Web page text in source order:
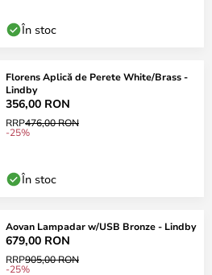
În stoc
Florens Aplică de Perete White/Brass -
Lindby
356,00 RON
RRP476,00 RON
-25%
În stoc
Aovan Lampadar w/USB Bronze - Lindby
679,00 RON
RRP905,00 RON
-25%